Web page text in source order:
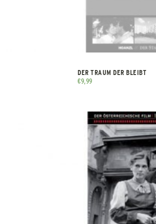
DER TRAUM DER BLEIBT
€9,99